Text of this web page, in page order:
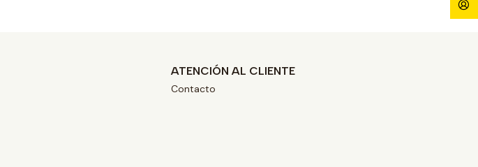
ATENCIÓN AL CLIENTE
Contacto